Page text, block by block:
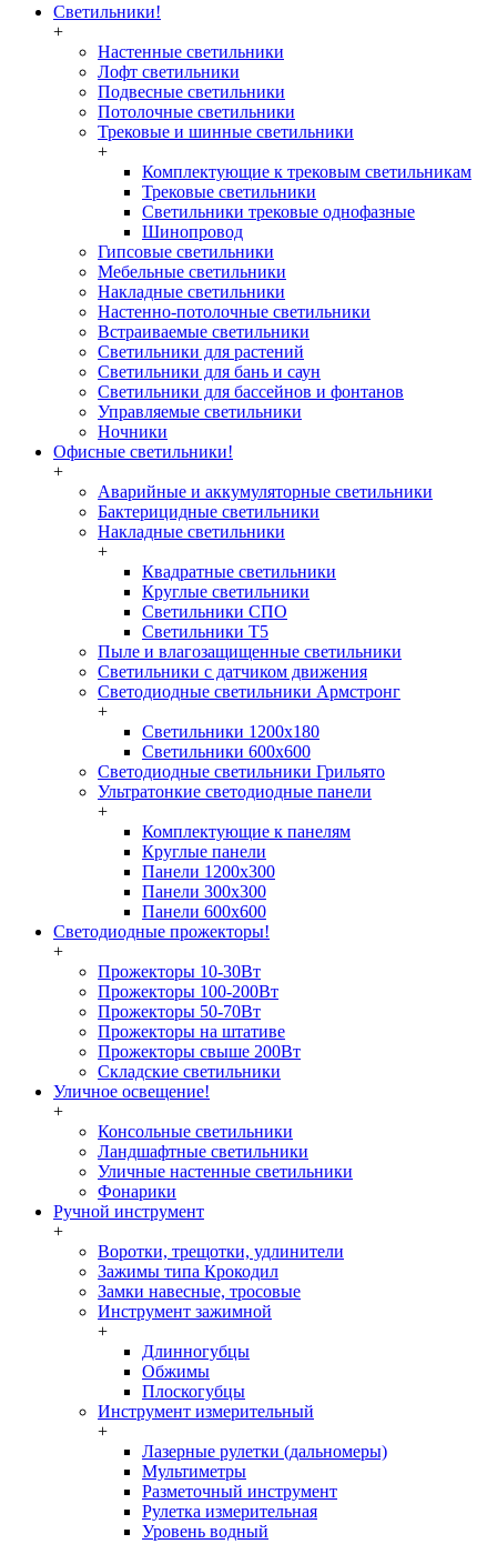
Светильники!
+
Настенные светильники
Лофт светильники
Подвесные светильники
Потолочные светильники
Трековые и шинные светильники
+
Комплектующие к трековым светильникам
Трековые светильники
Светильники трековые однофазные
Шинопровод
Гипсовые светильники
Мебельные светильники
Накладные светильники
Настенно-потолочные светильники
Встраиваемые светильники
Светильники для растений
Светильники для бань и саун
Светильники для бассейнов и фонтанов
Управляемые светильники
Ночники
Офисные светильники!
+
Аварийные и аккумуляторные светильники
Бактерицидные светильники
Накладные светильники
+
Квадратные светильники
Круглые светильники
Светильники СПО
Светильники Т5
Пыле и влагозащищенные светильники
Светильники с датчиком движения
Светодиодные светильники Армстронг
+
Светильники 1200х180
Светильники 600х600
Светодиодные светильники Грильято
Ультратонкие светодиодные панели
+
Комплектующие к панелям
Круглые панели
Панели 1200х300
Панели 300х300
Панели 600х600
Светодиодные прожекторы!
+
Прожекторы 10-30Вт
Прожекторы 100-200Вт
Прожекторы 50-70Вт
Прожекторы на штативе
Прожекторы свыше 200Вт
Складские светильники
Уличное освещение!
+
Консольные светильники
Ландшафтные светильники
Уличные настенные светильники
Фонарики
Ручной инструмент
+
Воротки, трещотки, удлинители
Зажимы типа Крокодил
Замки навесные, тросовые
Инструмент зажимной
+
Длинногубцы
Обжимы
Плоскогубцы
Инструмент измерительный
+
Лазерные рулетки (дальномеры)
Мультиметры
Разметочный инструмент
Рулетка измерительная
Уровень водный